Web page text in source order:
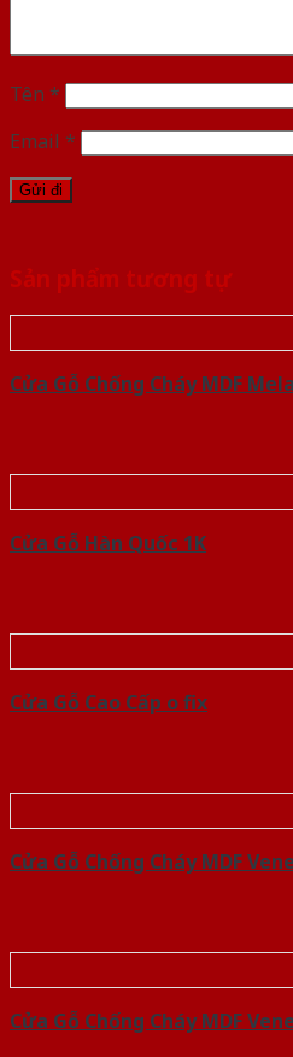
Tên *
Email *
Sản phẩm tương tự
Cửa Gỗ Chống Cháy MDF
Cửa Gỗ Hàn Quốc 1K
Cửa Gỗ Cao Cấp o fix
Cửa Gỗ Chống Cháy MDF
Cửa Gỗ Chống Cháy MDF